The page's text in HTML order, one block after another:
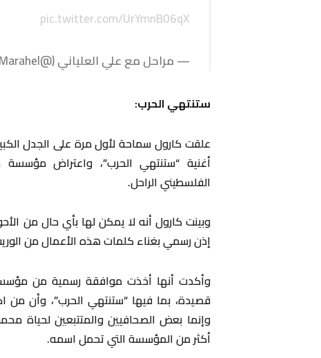
pic.twitter.com/UrYmnB06qX
— مراحل مع علي العلياني (@stvMarahel)
ستنتهي الحرب:
علقت كارول سماحة لأول مرة على الجدل الكبير
أغنية “ستنتهي الحرب”، واعتراض
الفلسطيني الراحل.
وبينت كارول أنه لا يمكن لها بأي حال من
إذن رسمي بغناء كلمات هذه الأعمال من
وأكدت أنها أخذت موافقة رسمية من
قصيدة، بما فيها “ستنتهي الحرب”، وأن
وإنما بعض الصحافيين والمتتبعين لحياة
أكثر من المؤسسة التي تحمل اسمه.